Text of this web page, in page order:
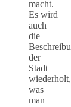
macht.
Es wird
auch
die
der
Stadt
wiederholt,
was
man